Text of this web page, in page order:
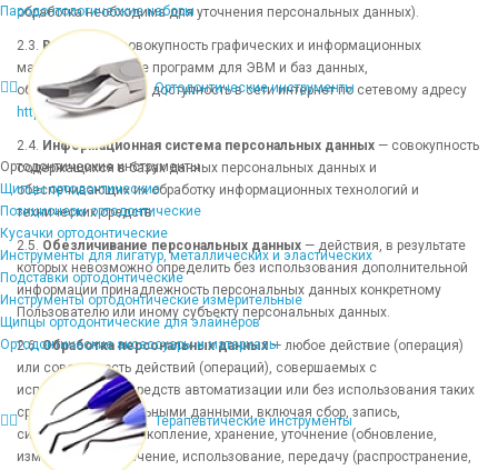
Пародонтологические наборы
Ортодонтические инструменты
Ортодонтические инструменты
Щипцы ортодонтические
Позиционеры ортодонтические
Кусачки ортодонтические
Инструменты для лигатур, металлических и эластических
Подставки ортодонтические
Инструменты ортодонтические измерительные
Щипцы ортодонтические для элайнеров
Ортодонтические аксессуары и материалы
Терапевтические инструменты
обработка необходима для уточнения персональных данных).
2.3. Веб-сайт
— совокупность графических и информационных
материалов, а также программ для ЭВМ и баз данных,
обеспечивающих их доступность в сети интернет по сетевому адресу
https://dentins.ru.
2.4. Информационная система персональных данных — совокупность
содержащихся в базах данных персональных данных и
обеспечивающих их обработку информационных технологий и
технических средств.
2.5. Обезличивание персональных данных — действия, в результате
которых невозможно определить без использования дополнительной
информации принадлежность персональных данных конкретному
Пользователю или иному субъекту персональных данных.
2.6.Обработка персональных данных— любое действие (операция)
или совокупность действий (операций), совершаемых с
использованием средств автоматизации или без использования таких
средств с персональными данными, включая сбор, запись,
систематизацию, накопление, хранение, уточнение (обновление,
изменение), извлечение, использование, передачу (распространение,